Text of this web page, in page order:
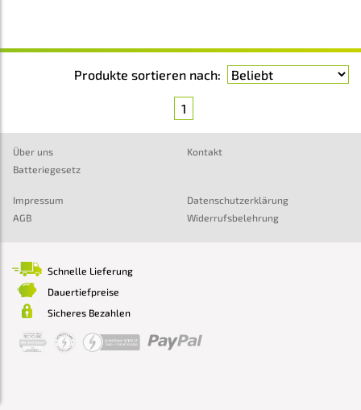
Produkte sortieren nach:
1
Über uns
Batteriegesetz
Kontakt
Impressum
AGB
Datenschutzerklärung
Widerrufsbelehrung
Schnelle Lieferung
Dauertiefpreise
Sicheres Bezahlen